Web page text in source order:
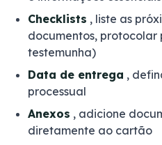
Checklists , liste as
documentos,
testemunha)
Data de entrega ,
processual
Anexos , adicione
diretamente ao cartão